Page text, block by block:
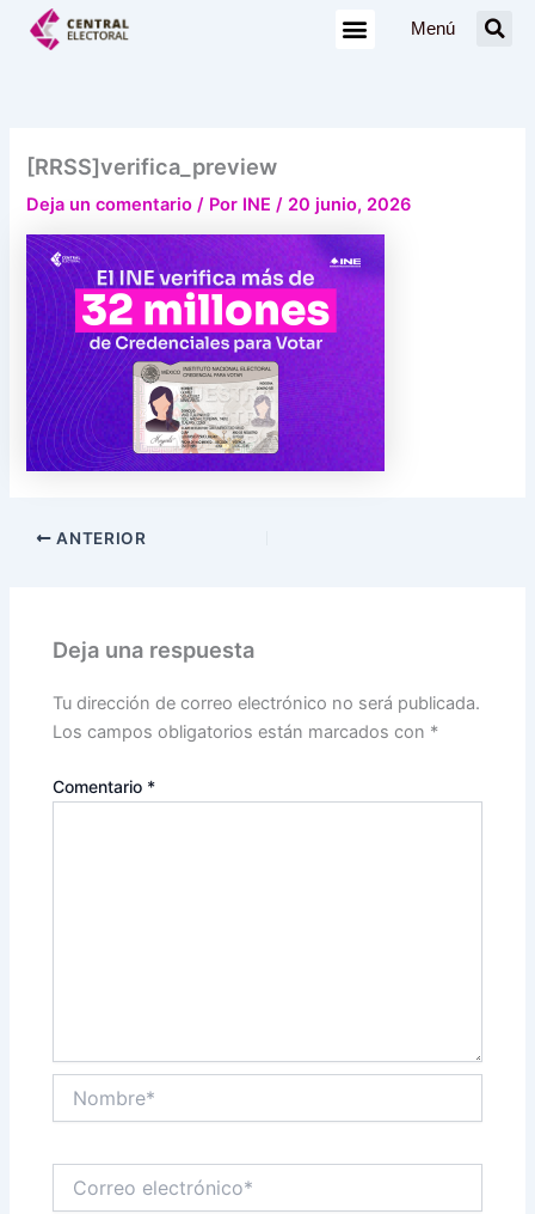
Menú
[RRSS]verifica_preview
Deja un comentario / Por INE/ 20 junio, 2026
ANTERIOR
Deja una respuesta
Tu dirección de correo electrónico no será publicada.
Los campos obligatorios están marcados con *
Comentario *
electrónico*